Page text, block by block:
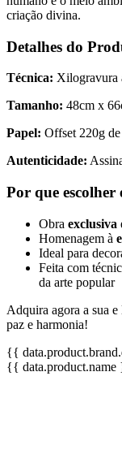
criação divina.
Detalhes do
Técnica: Xilogravura
Tamanho: 48cm x
Papel: Offset 220g
Autenticidade:
Por que
Obra exclusiva
Homenagem à
Ideal para
Feita com
da arte popular
Adquira agora a sua e
paz e harmonia!
{{
{{